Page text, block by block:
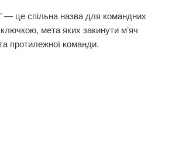
— це спільна назва для командних
ключкою, мета яких закинути м’яч
протилежної команди.